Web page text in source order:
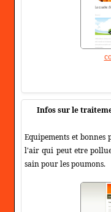
Infos sur le
Equipements et
l'air qui peut etre
sain pour les poumons.